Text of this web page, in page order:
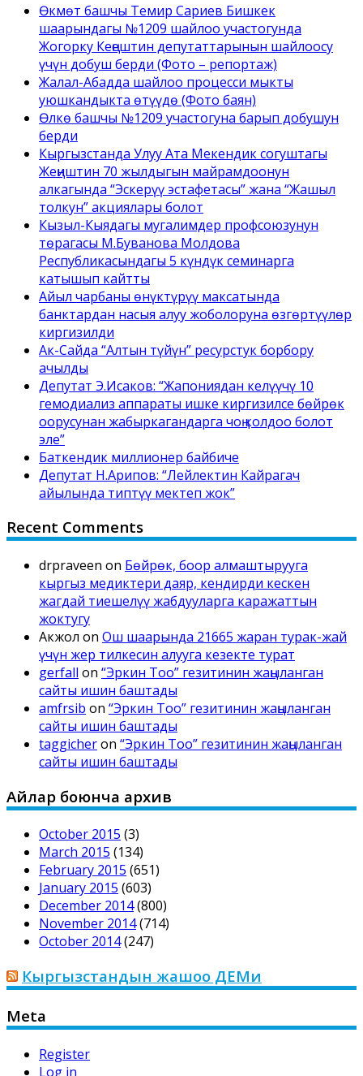
Өкмөт башчы Темир Сариев Бишкек
шаарындагы №1209 шайлоо участогунда
Жогорку Кеңештин депутаттарынын шайлоосу
үчүн добуш берди (Фото – репортаж)
Жалал-Абадда шайлоо процесси мыкты
уюшкандыкта өтүүдө (Фото баян)
Өлкө башчы №1209 участогуна барып добушун
берди
Кыргызстанда Улуу Ата Мекендик согуштагы
Жеңиштин 70 жылдыгын майрамдоонун
алкагында “Эскерүү эстафетасы” жана “Жашыл
толкун” акциялары болот
Кызыл-Кыядагы мугалимдер профсоюзунун
төрагасы М.Буванова Молдова
Республикасындагы 5 күндүк семинарга
катышып кайтты
Айыл чарбаны өнүктүрүү максатында
банктардан насыя алуу жоболоруна өзгөртүүлөр
киргизилди
Ак-Сайда “Алтын түйүн” ресурстук борбору
ачылды
Депутат Э.Исаков: “Жапониядан келүүчү 10
гемодиализ аппараты ишке киргизилсе бөйрөк
оорусунан жабыркагандарга чоң колдоо болот
эле”
Баткендик миллионер байбиче
Депутат Н.Арипов: “Лейлектин Кайрагач
айылында типтүү мектеп жок”
Recent Comments
drpraveen on Бөйрөк, боор алмаштырууга
кыргыз медиктери даяр, кендирди кескен
жагдай тиешелүү жабдууларга каражаттын
жоктугу
Акжол on Ош шаарында 21665 жаран турак-жай
үчүн жер тилкесин алууга кезекте турат
gerfall on “Эркин Тоо” гезитинин жаңыланган
сайты ишин баштады
amfrsib on “Эркин Тоо” гезитинин жаңыланган
сайты ишин баштады
taggicheron “Эркин Тоо” гезитинин жаңыланган
сайты ишин баштады
Айлар боюнча архив
October 2015 (3)
March 2015 (134)
February 2015 (651)
January 2015 (603)
December 2014(800)
November 2014(714)
October 2014(247)
Кыргызстандын жашоо ДЕМи
Meta
Register
Log in